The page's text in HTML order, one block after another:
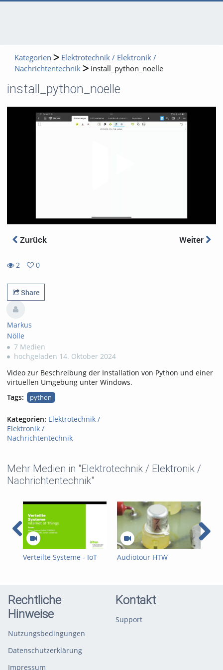
Kategorien
Elektrotechnik / Elektronik /
Nachrichtentechnik
install_python_noelle
install_python_noelle
Zurück Weiter
2
views
0
favorites
Share
Markus
Nölle
7 Medien
hochgeladen 14. Oktober 2024
Video zur Beschreibung der Installation von Python und einer
virtuellen Umgebung unter Windows.
Tags:
python
Kategorien: Elektrotechnik /
Elektronik /
Nachrichtentechnik
Mehr Medien in "Elektrotechnik / Elektronik /
Nachrichtentechnik"
Verteilte Systeme - IoT
Audiotour HTW
Rechtliche
Hinweise
Nutzungsbedingungen
Datenschutzerklärung
Impressum
Kontakt
Support